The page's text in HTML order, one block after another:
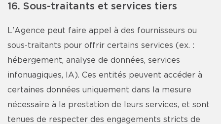
16. Sous-traitants et services tiers
L'Agence peut faire appel à des fournisseurs ou
sous-traitants pour offrir certains services (ex. :
hébergement, analyse de données, services
infonuagiques, IA). Ces entités peuvent accéder à
certaines données uniquement dans la mesure
nécessaire à la prestation de leurs services, et sont
tenues de respecter des engagements stricts de